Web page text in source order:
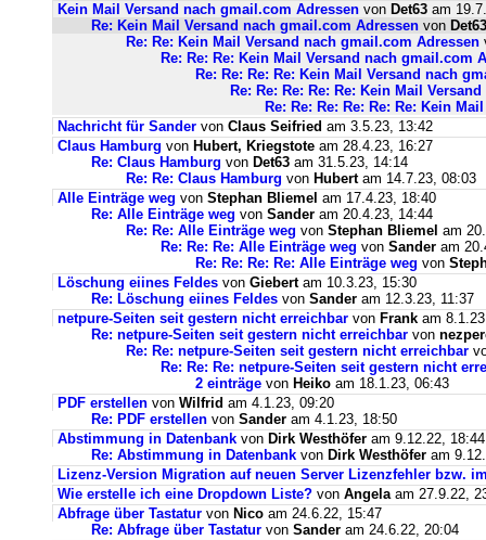
Kein Mail Versand nach gmail.com Adressen von Det63 am
Re: Kein Mail Versand nach gmail.com Adressen von Det63
Re: Re: Kein Mail Versand nach gmail.com Adressen
Re: Re: Re: Kein Mail Versand nach gmail.com
Re: Re: Re: Re: Kein Mail Versand nach
Re: Re: Re: Re: Re: Kein Mail
Re: Re: Re: Re: Re: Re: Kein
Nachricht für Sander von Claus Seifried am 3.5.23, 13:42
Claus Hamburg von Hubert, Kriegstote am 28.4.23, 16:27
Re: Claus Hamburg von Det63 am 31.5.23, 14:14
Re: Re: Claus Hamburg von Hubertam 14.7.23, 08:03
Alle Einträge weg von Stephan Bliemel am 17.4.23, 18:40
Re: Alle Einträge weg von Sander am 20.4.23, 14:44
Re: Re: Alle Einträge weg von Stephan Bliemel am
Re: Re: Re: Alle Einträge weg von Sander am
Re: Re: Re: Re: Alle Einträge weg von
Löschung eiines Feldes von Giebertam 10.3.23, 15:30
Re: Löschung eiines Feldes von Sander am 12.3.23, 11:37
netpure-Seiten seit gestern nicht erreichbar von Frank am
Re: netpure-Seiten seit gestern nicht erreichbar von
Re: Re: netpure-Seiten seit gestern nicht erreichbar
Re: Re: Re: netpure-Seiten seit gestern nicht
2 einträge von Heiko am 18.1.23, 06:43
PDF erstellen von Wilfrid am 4.1.23, 09:20
Re: PDF erstellen von Sander am 4.1.23, 18:50
Abstimmung in Datenbank von Dirk Westhöfer am 9.12.22, 18:44
Re: Abstimmung in Datenbank von Dirk Westhöfer am
Lizenz-Version Migration auf neuen Server Lizenzfehler bzw.
Wie erstelle ich eine Dropdown Liste? von Angela am 27.9.22,
Abfrage über Tastatur von Nico am 24.6.22, 15:47
Re: Abfrage über Tastatur von Sander am 24.6.22, 20:04